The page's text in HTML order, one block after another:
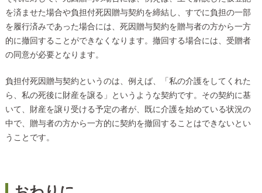
を済ませた場合や負担付死因贈与契約を締結し、すでに負担の一部
を履行済みであった場合には、死因贈与契約を贈与者の方から一方
的に撤回することができなくなります。撤回する場合には、受贈者
の同意が必要となります。
負担付死因贈与契約というのは、例えば、「私の介護をしてくれた
ら、私の死後に財産を譲る」というような契約です。その契約に基
いて、財産を譲り受ける予定の者が、既に介護を始めている状況の
中で、贈与者の方から一方的に契約を撤回することはできないとい
うことです。